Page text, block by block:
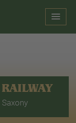
Saxony